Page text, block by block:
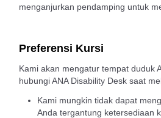
menganjurkan pendamping untuk
Preferensi Kursi
Kami akan mengatur tempat duduk
hubungi ANA Disability Desk saat
Kami mungkin tidak dapat
Anda tergantung ketersediaan